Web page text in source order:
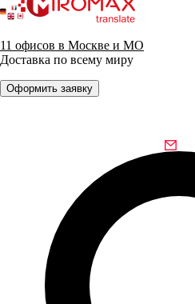
11 офисов в Москве и МО
Доставка по всему миру
Оформить заявку